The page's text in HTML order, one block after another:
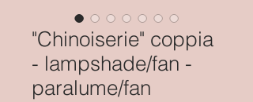
"Chinoiserie" coppia
- lampshade/fan -
paralume/fan